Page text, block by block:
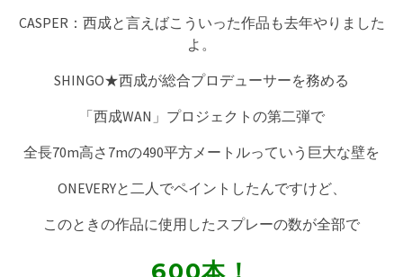
CASPER：西成と言えばこういった作品も去年やりました
よ。
SHINGO★西成が総合プロデューサーを務める
「西成WAN」プロジェクトの第二弾で
全長70m高さ7mの490平方メートルっていう巨大な壁を
ONEVERYと二人でペイントしたんですけど、
このときの作品に使用したスプレーの数が全部で